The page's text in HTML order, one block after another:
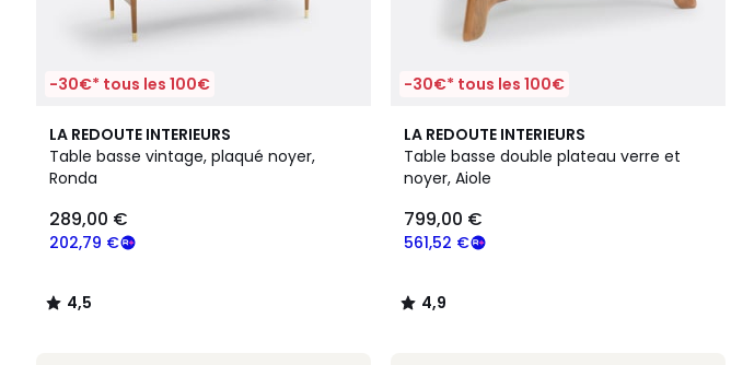
-30€* tous les 100€
LA REDOUTE INTERIEURS
Table basse vintage, plaqué noyer,
Ronda
202,79 €
289,00 €
4,5
/ 5
4,5
/
-30€* tous les 100€
LA REDOUTE INTERIEURS
Table basse double plateau verre et
noyer, Aiole
561,52 €
799,00 €
4,9
/ 5
4,9
/